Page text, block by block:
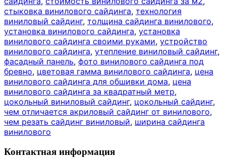
стыковка винилового сайдинга, технология
виниловый сайдинг, толщина сайдинга винилового,
установка винилового сайдинга, установка
винилового сайдинга своими руками, устройство
винилового сайдинга, утепление виниловый сайдинг,
фасадный панель, фото винилового сайдинга под
бревно, цветовая гамма винилового сайдинга, цена
винилового сайдинга для обшивки дома, цена
винилового сайдинга за квадратный метр,
цокольный виниловый сайдинг, цокольный сайдинг,
чем отличается акриловый сайдинг от винилового,
чем резать сайдинг виниловый, ширина сайдинга
винилового
Контактная информация